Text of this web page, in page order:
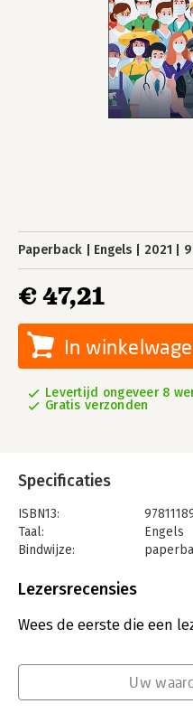
Paperback Engels 2021
€ 47,21
In
Levertijd ongeveer 8
Gratis verzonden
Specificaties
ISBN13:
Taal:
Engels
Bindwijze:
Uitgever:
Lezersrecensies
Wees de eerste die een
Uw